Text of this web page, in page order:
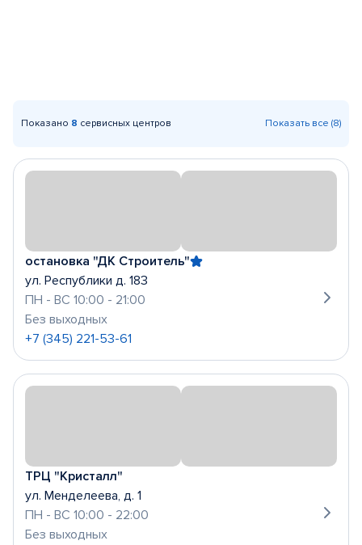
Показано 8 сервисных центров Показать все (8)
остановка "ДК Строитель"
ул. Республики д. 183
ПН - ВС 10:00 - 21:00
Без выходных
+7 (345) 221-53-61
ТРЦ "Кристалл"
ул. Менделеева, д. 1
ПН - ВС 10:00 - 22:00
Без выходных